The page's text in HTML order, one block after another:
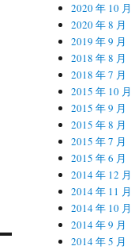
2020 年 10 月
2020 年 8 月
2019 年 9 月
2018 年 8 月
2018 年 7 月
2015 年 10 月
2015 年 9 月
2015 年 8 月
2015 年 7 月
2015 年 6 月
2014 年 12 月
2014 年 11 月
2014 年 10 月
2014 年 9 月
2014 年 5 月